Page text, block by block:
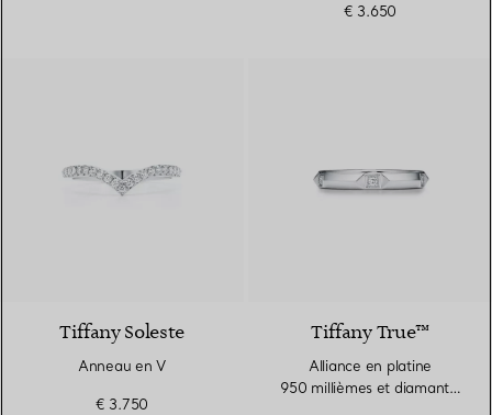
€ 3.650
Tiffany Soleste
Anneau en V
€ 3.750
Tiffany True™
Alliance en platine
950 millièmes et diamants.